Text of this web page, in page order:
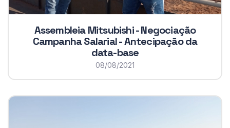
Assembleia Mitsubishi - Negociação
Campanha Salarial - Antecipação da
data-base
08/08/2021